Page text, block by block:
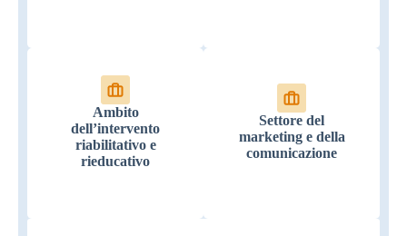
Ambito
dell’intervento
riabilitativo e
rieducativo
Settore del
marketing e della
comunicazione